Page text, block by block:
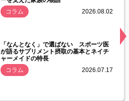
コラム
2026.08.02
「なんとなく」で選ばない スポーツ医
が語るサプリメント摂取の基本とネイチ
ャーメイドの特長
コラム
2026.07.17